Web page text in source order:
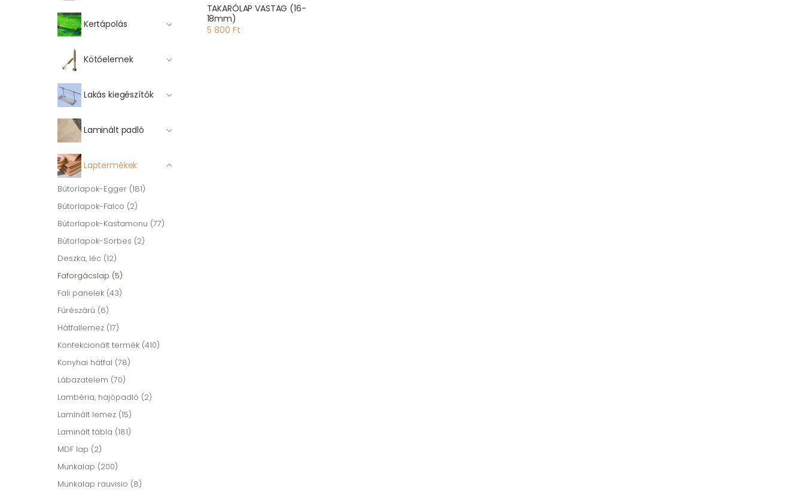
TAKARÓLAP VASTAG (16-
18mm)
5 800 Ft
Kertápolás
Kötőelemek
Lakás kiegészítők
Laminált padló
Laptermékek
Bútorlapok-Egger (181)
Bútorlapok-Falco (2)
Bútorlapok-Kastamonu (77)
Bútorlapok-Sorbes (2)
Deszka, léc (12)
Faforgácslap (5)
Fali panelek (43)
Fűrészárú (6)
Hátfallemez (17)
Konfekcionált termék (410)
Konyhai hátfal (78)
Lábazatelem (70)
Lambéria, hajópadló (2)
Laminált lemez (15)
Laminált tábla (181)
MDF lap (2)
Munkalap (200)
Munkalap rauvisio (8)